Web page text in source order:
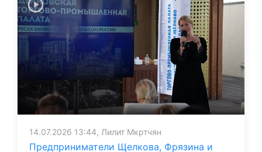
14.07.2026 13:44, Лилит Мкртчян
Предприниматели Щелкова, Фрязина и